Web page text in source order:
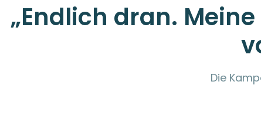
„Endlich dran.
Die